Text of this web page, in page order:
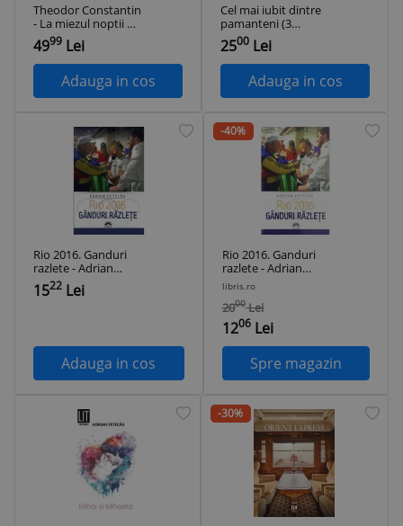
Theodor Constantin
- La miezul noptii va
cadea o stea (2012)
4999 Lei
Adauga in cos
Cel mai iubit dintre
pamanteni (3
volume) – Marin
Preda
2500 Lei
Adauga in cos
Rio 2016. Ganduri
razlete - Adrian
Fetecau
1522 Lei
Adauga in cos
-40%
Rio 2016. Ganduri
razlete - Adrian
Fetecau
libris.ro
2000 Lei
1206Lei
Spre magazin
-30%